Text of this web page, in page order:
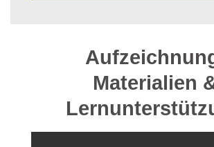
Materialien